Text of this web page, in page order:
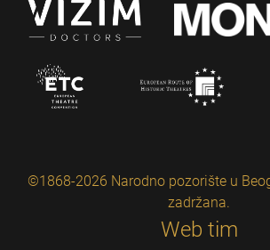
©1868-2026 Narodno pozorište u
zadržana.
Web tim